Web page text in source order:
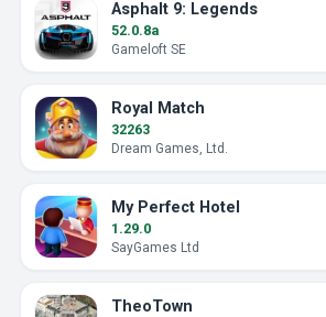
Asphalt 9: Legends
52.0.8a
Gameloft SE
Royal Match
32263
Dream Games, Ltd.
My Perfect Hotel
1.29.0
SayGames Ltd
TheoTown